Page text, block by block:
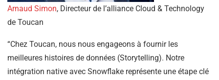
Arnaud Simon, Directeur de l’alliance Cloud & Technology
de Toucan
“Chez Toucan, nous nous engageons à fournir les
meilleures histoires de données (Storytelling). Notre
intégration native avec Snowflake représente une étape clé